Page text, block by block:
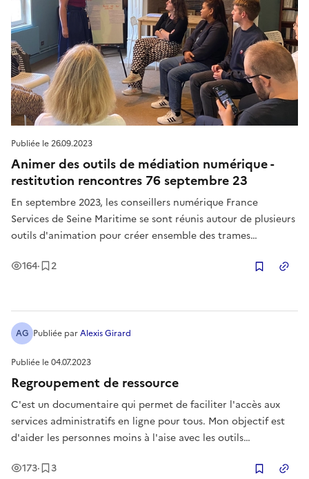
Publiée le26.09.2023
Animer des outils de médiation numérique -
restitution rencontres 76 septembre 23
En septembre 2023, les conseillers numérique France
Services de Seine Maritime se sont réunis autour de plusieurs
outils d'animation pour créer ensemble des trames
ateliers collectifs.
164Vues
· 2Enregistrement
Publiée le04.07.2023
Regroupement de ressource
C'est un documentaire qui permet de faciliter l'accès aux
services administratifs en ligne pour tous. Mon objectif est
d'aider les personnes moins à l'aise avec les outils
administratives et pour les professionnels un support dans
173Vues
· 3Enregistrement
AG Publiée parAlexis Girard